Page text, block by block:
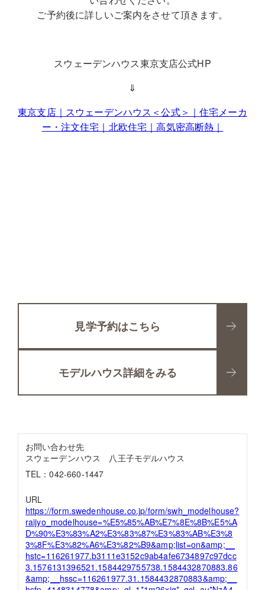
ご予約後に詳しいご案内をさせて頂きます。
スウェーデンハウス東京支店公式HP
⇓
東京支店｜スウェーデンハウス＜公式＞｜住宅メーカ
ー・注文住宅｜北欧住宅｜高気密高断熱｜
見学予約はこちら
モデルハウス詳細をみる
お問い合わせ先
スウェーデンハウス 八王子モデルハウス
TEL：042-660-1447
URL
https://form.swedenhouse.co.jp/form/swh_modelhouse?
raijyo_modelhouse=%E5%85%AB%E7%8E%8B%E5%A
D%90%E3%83%A2%E3%83%87%E3%83%AB%E3%8
3%8F%E3%82%A6%E3%82%B9&amp;list=on&amp;__
hstc=116261977.b3111e3152c9ab4afe6734897c97dcc
3.1576131396521.1584429755738.1584432870883.86
&amp;__hssc=116261977.31.1584432870883&amp;__